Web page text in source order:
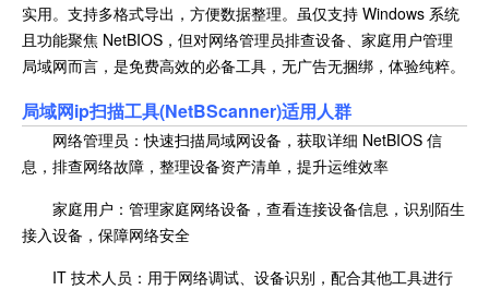
实用。支持多格式导出，方便数据整理。虽仅支持 Windows 系统
且功能聚焦 NetBIOS，但对网络管理员排查设备、家庭用户管理
局域网而言，是免费高效的必备工具，无广告无捆绑，体验纯粹。
局域网ip扫描工具(NetBScanner)适用人群
网络管理员：快速扫描局域网设备，获取详细 NetBIOS 信
息，排查网络故障，整理设备资产清单，提升运维效率
家庭用户：管理家庭网络设备，查看连接设备信息，识别陌生
接入设备，保障网络安全
IT 技术人员：用于网络调试、设备识别，配合其他工具进行